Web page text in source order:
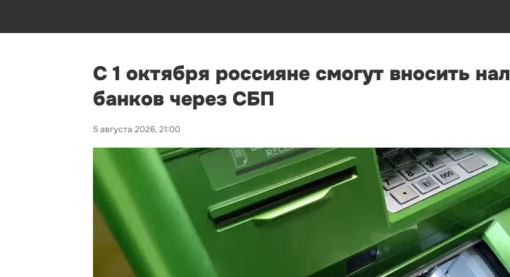
С 1 октября россияне смогут вносить
банков через СБП
5 августа 2026, 21:00